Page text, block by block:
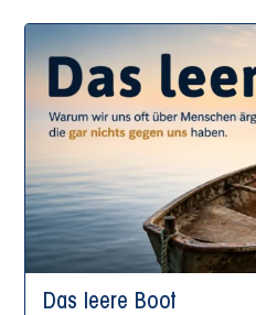
Das leere Boot